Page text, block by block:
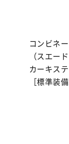
コンビネ
（スエー
カーキステ
［標準装